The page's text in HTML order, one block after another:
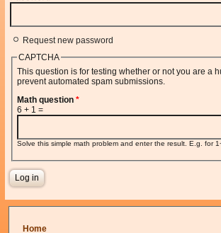
Request new password
CAPTCHA
This question is for testing whether or not you are a
prevent automated spam submissions.
Math question*
6 + 1 =
Solve this simple math problem and enter the result. E.g. for
You are here
Home